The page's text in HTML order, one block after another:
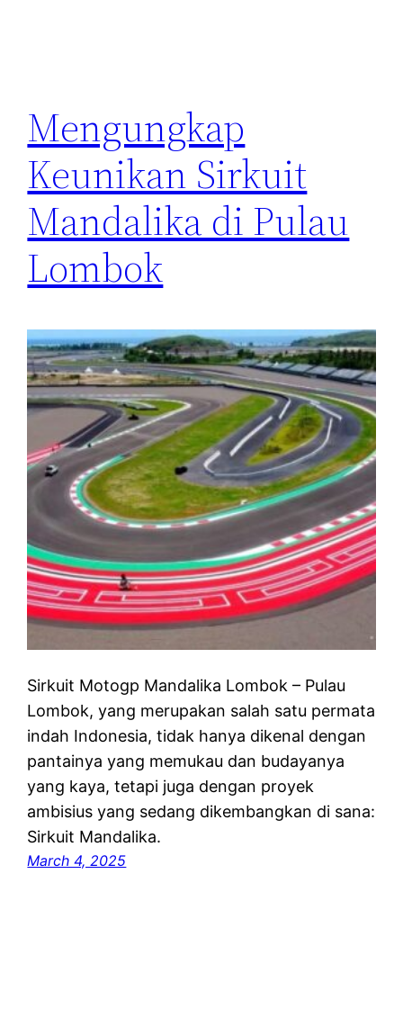
Mengungkap
Keunikan Sirkuit
Mandalika di Pulau
Lombok
Sirkuit Motogp Mandalika Lombok – Pulau
Lombok, yang merupakan salah satu permata
indah Indonesia, tidak hanya dikenal dengan
pantainya yang memukau dan budayanya
yang kaya, tetapi juga dengan proyek
ambisius yang sedang dikembangkan di sana:
Sirkuit Mandalika.
March 4, 2025